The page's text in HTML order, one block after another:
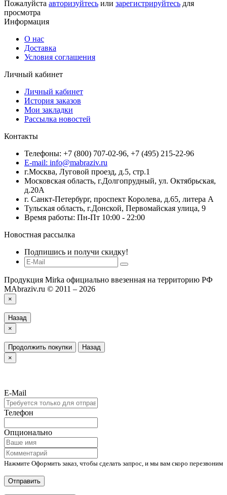
Пожалуйста авторизуйтесь или зарегистрируйтесь для
просмотра
Информация
О нас
Доставка
Условия соглашения
Личный кабинет
Личный кабинет
История заказов
Мои закладки
Рассылка новостей
Контакты
Телефоны: +7 (800) 707-02-96, +7 (495) 215-22-96
E-mail: info@mabraziv.ru
г.Москва, Луговой проезд, д.5, стр.1
Московская область, г.Долгопрудный, ул. Октябрьская,
д.20А
г. Санкт-Петербург, проспект Королева, д.65, литера А
Тульская область, г.Донской, Первомайская улица, 9
Время работы: Пн-Пт 10:00 - 22:00
Новостная рассылка
Подпишись и получи скидку!
Продукция Mirka официально ввезенная на территорию РФ
MAbraziv.ru © 2011 – 2026
×
Назад
×
Продолжить покупки
Назад
×
E-Mail
Телефон
Опционально
Нажмите Оформить заказ, чтобы сделать запрос, и мы вам скоро перезвоним
Отправить